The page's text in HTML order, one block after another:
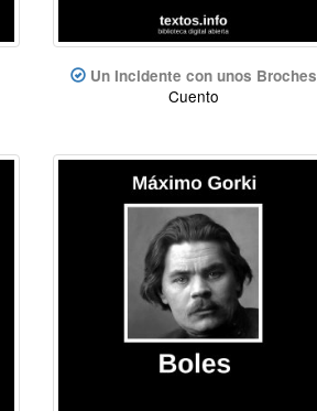
Un Incidente con unos Broches
Cuento